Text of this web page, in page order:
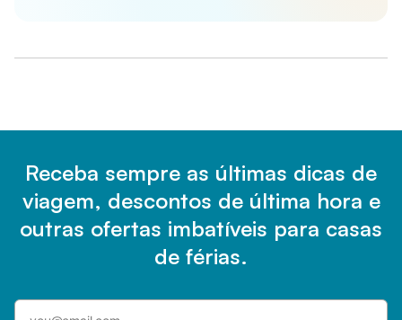
Receba sempre as últimas dicas de
viagem, descontos de última hora e
outras ofertas imbatíveis para casas
de férias.